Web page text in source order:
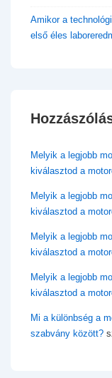
Amikor a
első éles
Melyik a legjobb
kiválasztod a
Melyik a legjobb
kiválasztod a
Melyik a legjobb
kiválasztod a
Melyik a legjobb
kiválasztod a
Mi a különbség a
szabvány között?